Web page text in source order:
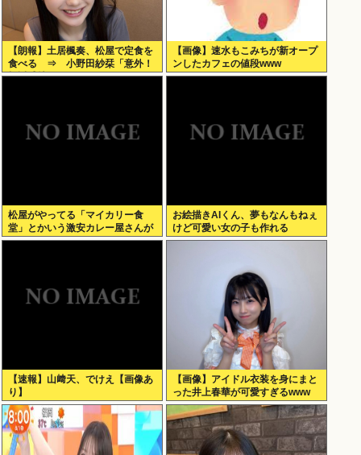
【朗報】土居楓奏、松屋で定食を
食べる ⇒ 小野田紗栞「意外！
親近感持った」
【画像】速水もこみちが新オープ
ンしたカフェの値段www
松屋がやってる「マイカリー食
堂」とかいう激安カレー屋さんが
こちらwww
お絵描きAIくん、夢もなんもねぇ
けど可愛い女の子も作れる
【速報】山﨑天、でけえ【画像あ
り】
【画像】アイドル衣装を身にまと
った井上春華が可愛すぎるwww